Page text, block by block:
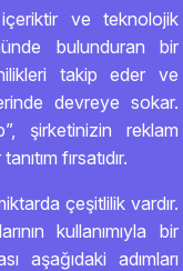
içeriktir ve teknolojik
bulunduran bir
takip eder ve
devreye sokar.
şirketinizin reklam
fırsatıdır.
çeşitlilik vardır.
kullanımıyla bir
aşağıdaki adımları